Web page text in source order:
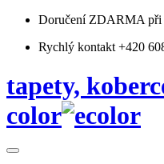
Doručení ZDARMA při
Rychlý kontakt +420
tapety,
color